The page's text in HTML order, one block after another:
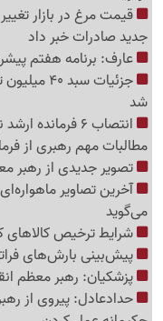
قیمت مرغ در بازار
جدید صادرات خبر داد
عارف: برنامه هفتم
جزئیات
شد
انتصاب 6
مطالبات مهم رهبری از
تصویر جدیدی از رهبر
آخرین تصاویر
می‌گوید
شرایط ترخیص کالاهای
پیش‌بینی بارش‌های
پزشکیان: رهبر معظم
حدادعادل: پیروی از